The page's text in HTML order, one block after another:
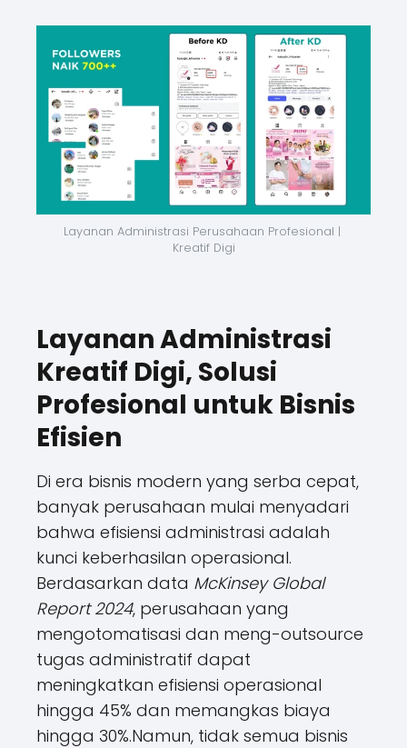
Layanan Administrasi Perusahaan Profesional |
Kreatif Digi
Layanan Administrasi
Kreatif Digi, Solusi
Profesional untuk Bisnis
Efisien
Di era bisnis modern yang serba cepat,
banyak perusahaan mulai menyadari
bahwa efisiensi administrasi adalah
kunci keberhasilan operasional.
Berdasarkan data McKinsey Global
Report 2024, perusahaan yang
mengotomatisasi dan meng-outsource
tugas administratif dapat
meningkatkan efisiensi operasional
hingga 45% dan memangkas biaya
hingga 30%.Namun, tidak semua bisnis